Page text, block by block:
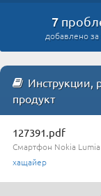
7
добавлено за
Инструкции,
продукт
127391.pdf
Смартфон Nokia
хащайер